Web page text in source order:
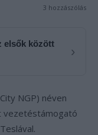
3 hozzászólás
elsők között
›
NGP) néven
vezetéstámogató